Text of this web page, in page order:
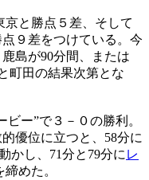
と勝点５差、そして
９差をつけている。今
島が90分間、または
町田の結果次第とな
ー”で３－０の勝利。
優位に立つと、58分に
かし、71分と79分に レ
めた。